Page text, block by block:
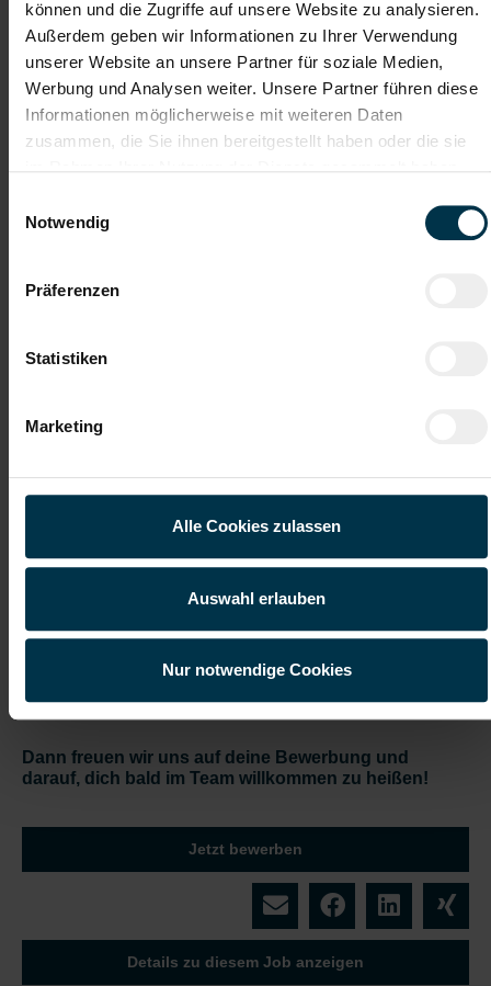
können und die Zugriffe auf unsere Website zu analysieren.
Außerdem geben wir Informationen zu Ihrer Verwendung
unserer Website an unsere Partner für soziale Medien,
Werbung und Analysen weiter. Unsere Partner führen diese
Informationen möglicherweise mit weiteren Daten
zusammen, die Sie ihnen bereitgestellt haben oder die sie
Notwendig
Präferenzen
Statistiken
Marketing
Alle Cookies zulassen
Auswahl erlauben
Nur notwendige Cookies
ab sofort
Dein Aufgabenbereich:
Montage von individuellen Sonderfahrzeugen und
Spezialaufbauten
Arbeiten nach technischen Zeichnungen und Plänen
Qualitätskontrolle und Funktionsprüfung der gefertigten
Elektrik, Schweißerei)
Unbefristetes
Arbeitsplatz
da während des Bewerbungs-
Klingt interessant?
Dann freuen wir uns auf deine Bewerbung und
darauf, dich bald im Team willkommen zu heißen!
Jetzt bewerben
Details zu diesem Job anzeigen